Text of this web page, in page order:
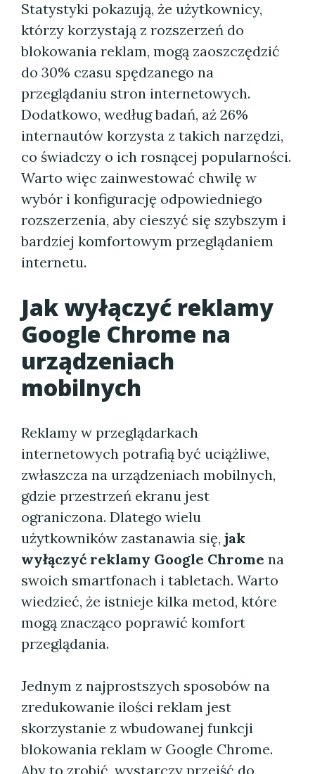
Statystyki pokazują, że użytkownicy,
którzy korzystają z rozszerzeń do
blokowania reklam, mogą zaoszczędzić
do 30% czasu spędzanego na
przeglądaniu stron internetowych.
Dodatkowo, według badań, aż 26%
internautów korzysta z takich narzędzi,
co świadczy o ich rosnącej popularności.
Warto więc zainwestować chwilę w
wybór i konfigurację odpowiedniego
rozszerzenia, aby cieszyć się szybszym i
bardziej komfortowym przeglądaniem
internetu.
Jak wyłączyć reklamy
Google Chrome na
urządzeniach
mobilnych
Reklamy w przeglądarkach
internetowych potrafią być uciążliwe,
zwłaszcza na urządzeniach mobilnych,
gdzie przestrzeń ekranu jest
ograniczona. Dlatego wielu
użytkowników zastanawia się, jak
wyłączyć reklamy Google Chrome na
swoich smartfonach i tabletach. Warto
wiedzieć, że istnieje kilka metod, które
mogą znacząco poprawić komfort
przeglądania.
Jednym z najprostszych sposobów na
zredukowanie ilości reklam jest
skorzystanie z wbudowanej funkcji
blokowania reklam w Google Chrome.
Aby to zrobić, wystarczy przejść do